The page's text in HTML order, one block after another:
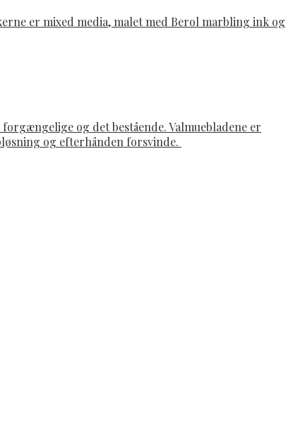
er mixed media, malet med Berol marbling ink og
og det bestående. Valmuebladene er
og efterhånden forsvinde.